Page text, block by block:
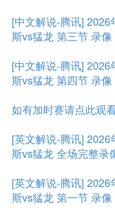
[中文解说-腾讯]
斯vs猛龙 第三节 录像
[中文解说-腾讯]
斯vs猛龙 第四节 录像
如有加时赛请点此观
[英文解说-腾讯]
斯vs猛龙 全场完整录
[英文解说-腾讯]
斯vs猛龙 第一节 录像